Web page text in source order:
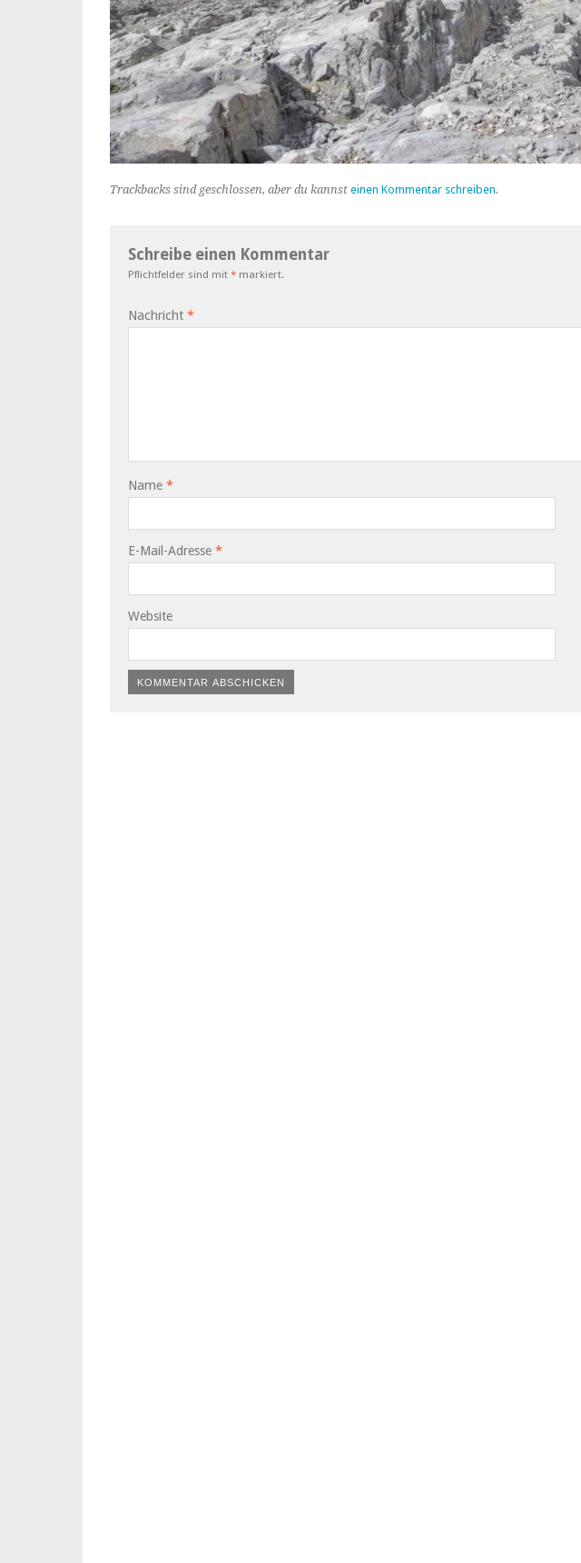
Trackbacks sind geschlossen, aber du kannst einen Kommentar schreiben.
Schreibe einen Kommentar
Pflichtfelder sind mit * markiert.
Nachricht *
Name *
E-Mail-Adresse *
Website